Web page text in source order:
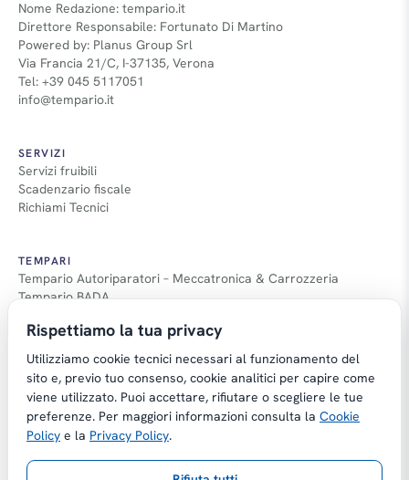
Nome Redazione: tempario.it
Direttore Responsabile: Fortunato Di Martino
Powered by: Planus Group Srl
Via Francia 21/C, I-37135, Verona
Tel: +39 045 5117051
info@tempario.it
SERVIZI
Servizi fruibili
Scadenzario fiscale
Richiami Tecnici
TEMPARI
Tempario Autoriparatori – Meccatronica & Carrozzeria
Tempario BADA
Guida Applicazione Tempi
Copyright © Tempario.it | Powered by
Planus Group Srl - P.I. IT03584100238
Rispettiamo la tua privacy
Utilizziamo cookie tecnici necessari al funzionamento del
sito e, previo tuo consenso, cookie analitici per capire come
viene utilizzato. Puoi accettare, rifiutare o scegliere le tue
preferenze. Per maggiori informazioni consulta la Cookie
Policy e la Privacy Policy.